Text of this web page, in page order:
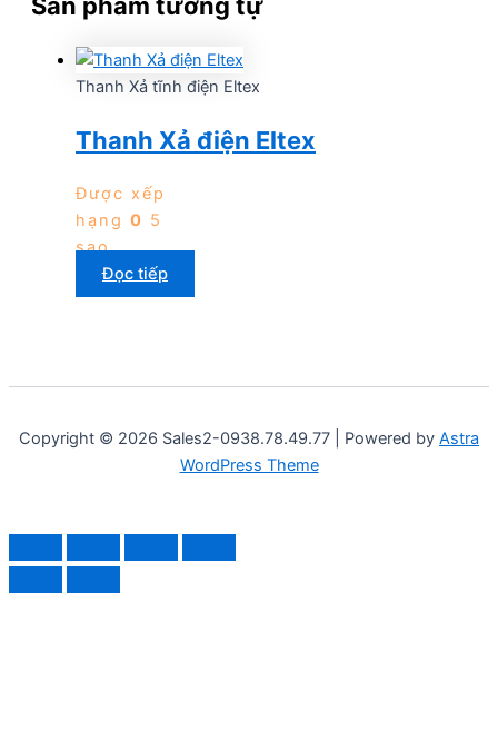
Sản phẩm tương tự
Thanh Xả tĩnh điện Eltex
Thanh Xả điện Eltex
Được xếp
hạng 0 5
sao
Đọc tiếp
Copyright © 2026 Sales2-0938.78.49.77 | Powered by Astra
WordPress Theme